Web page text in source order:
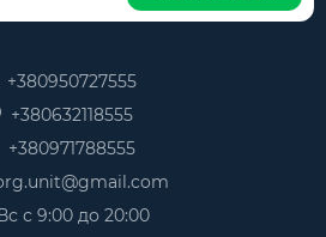
+380950727555
+380632118555
+380971788555
с 9:00 до 20:00